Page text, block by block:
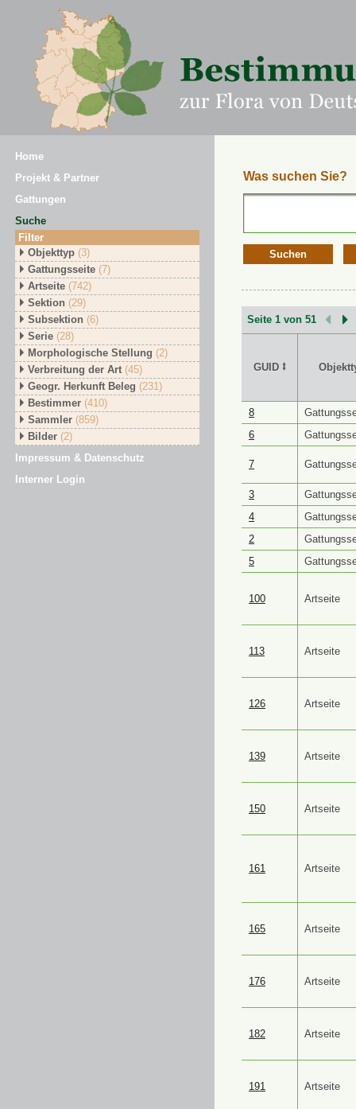
Home
Projekt & Partner
Gattungen
Suche
Filter
Objekttyp (3)
Gattungsseite (7)
Artseite (742)
Sektion (29)
Subsektion (6)
Serie (28)
Morphologische Stellung (2)
Verbreitung der Art (45)
Geogr. Herkunft Beleg (231)
Bestimmer (410)
Sammler (859)
Bilder (2)
Impressum & Datenschutz
Interner Login
Was suchen Sie?
Suchen
Seite 1 von 51
GUID ⭥
GUID ⭥
8
6
7
3
4
2
5
100 Artseite
113 Artseite
126 Artseite
139 Artseite
150 Artseite
161 Artseite
165 Artseite
176 Artseite
182 Artseite
191 Artseite